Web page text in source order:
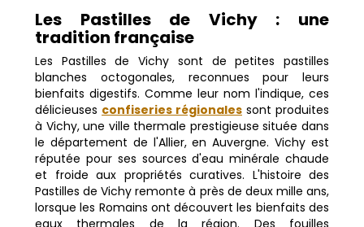
Les Pastilles de Vichy : une
tradition française
Les Pastilles de Vichy sont de petites pastilles
blanches octogonales, reconnues pour leurs
bienfaits digestifs. Comme leur nom l'indique, ces
délicieuses confiseries régionales sont produites
à Vichy, une ville thermale prestigieuse située dans
le département de l'Allier, en Auvergne. Vichy est
réputée pour ses sources d'eau minérale chaude
et froide aux propriétés curatives. L'histoire des
Pastilles de Vichy remonte à près de deux mille ans,
lorsque les Romains ont découvert les bienfaits des
eaux thermales de la région. Des fouilles